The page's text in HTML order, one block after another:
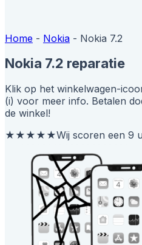
Home - Nokia - Nokia 7.2
Nokia 7.2 reparatie
Klik op het winkelwagen-
(i) voor meer info. Betalen
de winkel!
★★★★★Wij scoren een 9